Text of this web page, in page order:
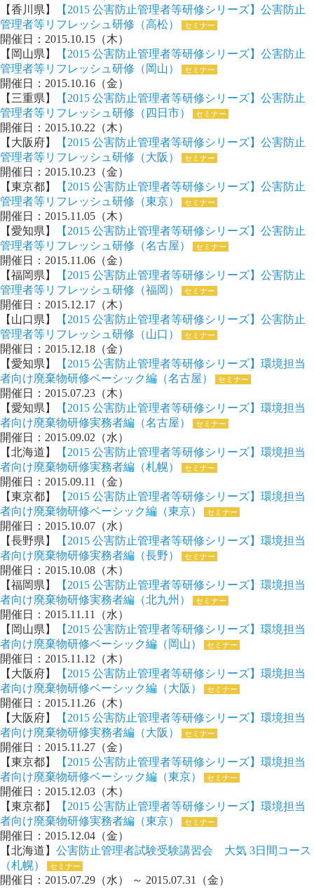
【香川県】
【2015 公害防止管理者等研修シリーズ】公害防止
管理者等リフレッシュ研修（高松）
セミナー
開催日：2015.10.15（木）
【岡山県】
【2015 公害防止管理者等研修シリーズ】公害防止
管理者等リフレッシュ研修（岡山）
セミナー
開催日：2015.10.16（金）
【三重県】
【2015 公害防止管理者等研修シリーズ】公害防止
管理者等リフレッシュ研修（四日市）
セミナー
開催日：2015.10.22（木）
【大阪府】
【2015 公害防止管理者等研修シリーズ】公害防止
管理者等リフレッシュ研修（大阪）
セミナー
開催日：2015.10.23（金）
【東京都】
【2015 公害防止管理者等研修シリーズ】公害防止
管理者等リフレッシュ研修（東京）
セミナー
開催日：2015.11.05（木）
【愛知県】
【2015 公害防止管理者等研修シリーズ】公害防止
管理者等リフレッシュ研修（名古屋）
セミナー
開催日：2015.11.06（金）
【福岡県】
【2015 公害防止管理者等研修シリーズ】公害防止
管理者等リフレッシュ研修（福岡）
セミナー
開催日：2015.12.17（木）
【山口県】
【2015 公害防止管理者等研修シリーズ】公害防止
管理者等リフレッシュ研修（山口）
セミナー
開催日：2015.12.18（金）
【愛知県】
【2015 公害防止管理者等研修シリーズ】環境担当
者向け廃棄物研修ベーシック編（名古屋）
セミナー
開催日：2015.07.23（木）
【愛知県】
【2015 公害防止管理者等研修シリーズ】環境担当
者向け廃棄物研修実務者編（名古屋）
セミナー
開催日：2015.09.02（水）
【北海道】
【2015 公害防止管理者等研修シリーズ】環境担当
者向け廃棄物研修実務者編（札幌）
セミナー
開催日：2015.09.11（金）
【東京都】
【2015 公害防止管理者等研修シリーズ】環境担当
者向け廃棄物研修ベーシック編（東京）
セミナー
開催日：2015.10.07（水）
【長野県】
【2015 公害防止管理者等研修シリーズ】環境担当
者向け廃棄物研修実務者編（長野）
セミナー
開催日：2015.10.08（木）
【福岡県】
【2015 公害防止管理者等研修シリーズ】環境担当
者向け廃棄物研修実務者編（北九州）
セミナー
開催日：2015.11.11（水）
【岡山県】
【2015 公害防止管理者等研修シリーズ】環境担当
者向け廃棄物研修ベーシック編（岡山）
セミナー
開催日：2015.11.12（木）
【大阪府】
【2015 公害防止管理者等研修シリーズ】環境担当
者向け廃棄物研修ベーシック編（大阪）
セミナー
開催日：2015.11.26（木）
【大阪府】
【2015 公害防止管理者等研修シリーズ】環境担当
者向け廃棄物研修実務者編（大阪）
セミナー
開催日：2015.11.27（金）
【東京都】
【2015 公害防止管理者等研修シリーズ】環境担当
者向け廃棄物研修ベーシック編（東京）
セミナー
開催日：2015.12.03（木）
【東京都】
【2015 公害防止管理者等研修シリーズ】環境担当
者向け廃棄物研修実務者編（東京）
セミナー
開催日：2015.12.04（金）
【北海道】 公害防止管理者試験受験講習会 大気 3日間コース
（札幌）
セミナー
開催日：2015.07.29（水） ～ 2015.07.31（金）